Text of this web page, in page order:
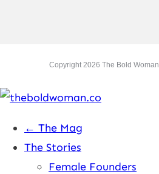
Copyright2026 The Bold Woman
← The Mag
The Stories
Female Founders